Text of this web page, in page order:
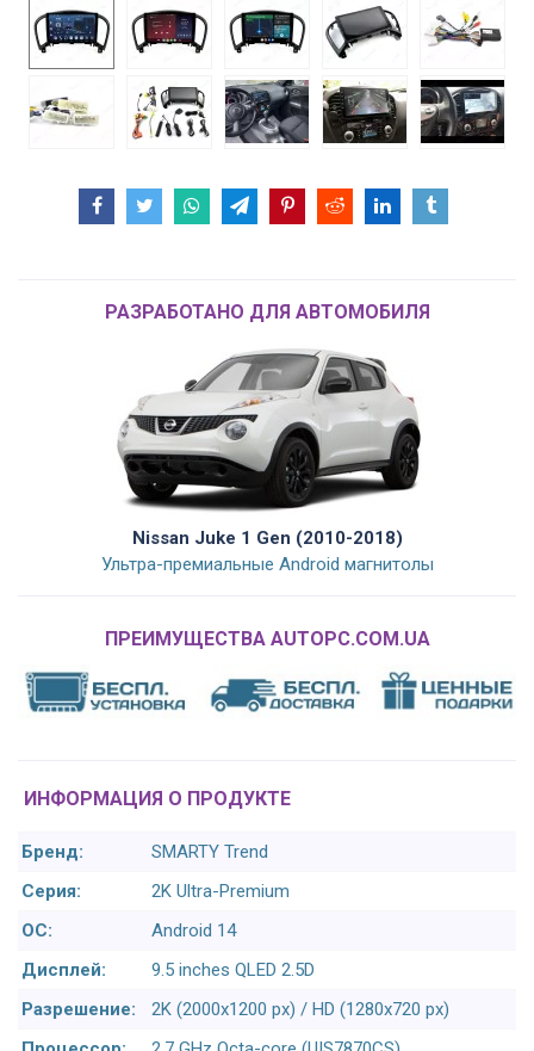
РАЗРАБОТАНО ДЛЯ АВТОМОБИЛЯ
Nissan Juke 1 Gen (2010-2018)
Ультра-премиальные Android магнитолы
ПРЕИМУЩЕСТВА AUTOPC.COM.UA
ИНФОРМАЦИЯ О ПРОДУКТЕ
Бренд:
SMARTY Trend
Серия:
2K Ultra-Premium
ОС:
Android 14
Дисплей:
9.5 inches QLED 2.5D
Разрешение:
2K (2000x1200 px) / HD (1280x720 px)